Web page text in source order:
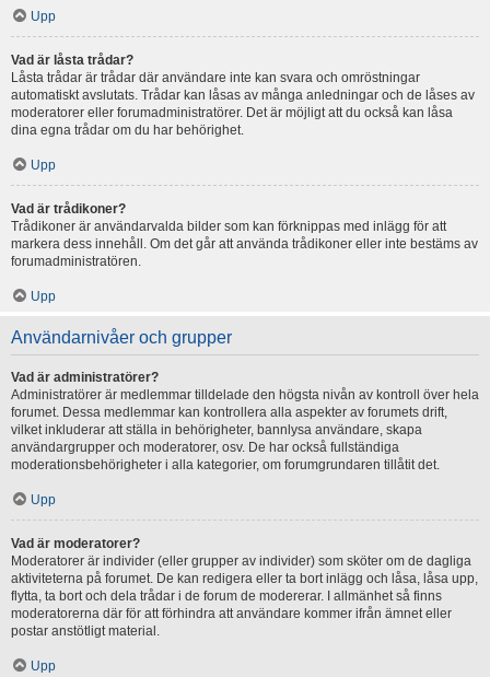
Upp
Vad är låsta trådar?
Låsta trådar är trådar där användare inte kan svara och omröstningar
automatiskt avslutats. Trådar kan låsas av många anledningar och de låses av
moderatorer eller forumadministratörer. Det är möjligt att du också kan låsa
dina egna trådar om du har behörighet.
Upp
Vad är trådikoner?
Trådikoner är användarvalda bilder som kan förknippas med inlägg för att
markera dess innehåll. Om det går att använda trådikoner eller inte bestäms av
forumadministratören.
Upp
Användarnivåer och grupper
Vad är administratörer?
Administratörer är medlemmar tilldelade den högsta nivån av kontroll över hela
forumet. Dessa medlemmar kan kontrollera alla aspekter av forumets drift,
vilket inkluderar att ställa in behörigheter, bannlysa användare, skapa
användargrupper och moderatorer, osv. De har också fullständiga
moderationsbehörigheter i alla kategorier, om forumgrundaren tillåtit det.
Upp
Vad är moderatorer?
Moderatorer är individer (eller grupper av individer) som sköter om de dagliga
aktiviteterna på forumet. De kan redigera eller ta bort inlägg och låsa, låsa upp,
flytta, ta bort och dela trådar i de forum de modererar. I allmänhet så finns
moderatorerna där för att förhindra att användare kommer ifrån ämnet eller
postar anstötligt material.
Upp